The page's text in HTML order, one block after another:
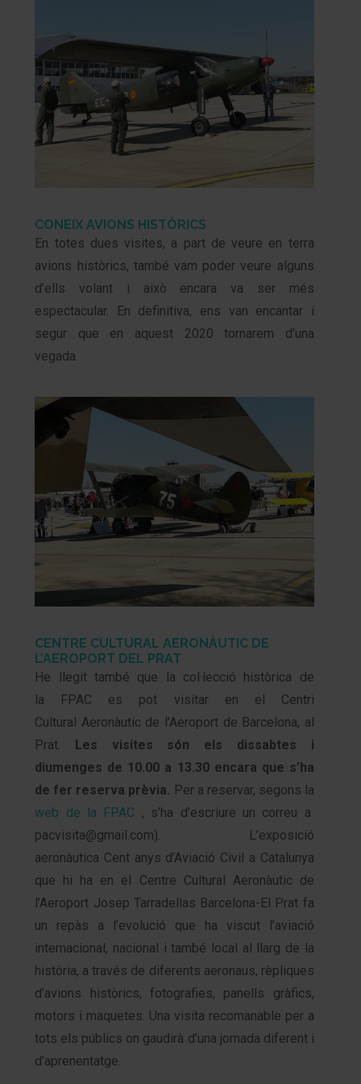
CONEIX AVIONS HISTÒRICS
En totes dues visites, a part de veure en terra
avions històrics, també vam poder veure alguns
d’ells volant i això encara va ser més
espectacular. En definitiva, ens van encantar i
segur que en aquest 2020 tornarem d’una
vegada.
CENTRE CULTURAL AERONÀUTIC DE
L’AEROPORT DEL PRAT
He llegit també que la col·lecció històrica de
la FPAC es pot visitar en el Centri
Cultural Aeronàutic de l’Aeroport de Barcelona, al
Prat. Les visites són els dissabtes i
diumenges de 10.00 a 13.30 encara que s’ha
de fer reserva prèvia. Per a reservar, segons la
web de la FPAC , s’ha d’escriure un correu a
pacvisita@gmail.com). L’exposició
aeronàutica Cent anys d’Aviació Civil a Catalunya
que hi ha en el Centre Cultural Aeronàutic de
l’Aeroport Josep Tarradellas Barcelona-El Prat fa
un repàs a l’evolució que ha viscut l’aviació
internacional, nacional i també local al llarg de la
història, a través de diferents aeronaus, rèpliques
d’avions històrics, fotografies, panells gràfics,
motors i maquetes. Una visita recomanable per a
tots els públics on gaudirà d’una jornada diferent i
d’aprenentatge.